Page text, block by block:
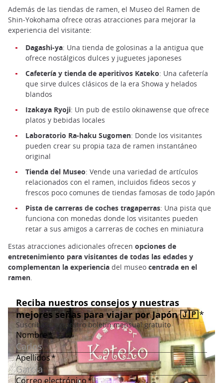
Además de las tiendas de ramen, el Museo del Ramen de
Shin-Yokohama ofrece otras atracciones para mejorar la
experiencia del visitante:
Dagashi-ya: Una tienda de golosinas a la antigua que
ofrece nostálgicos dulces y juguetes japoneses
Cafetería y tienda de aperitivos Kateko: Una cafetería
que sirve dulces clásicos de la era Showa y helados
blandos
Izakaya Ryoji: Un pub de estilo okinawense que ofrece
platos y bebidas locales
Laboratorio Ra-haku Sugomen: Donde los visitantes
pueden crear su propia taza de ramen instantáneo
original
Tienda del Museo: Vende una variedad de artículos
relacionados con el ramen, incluidos fideos secos y
frescos poco comunes de tiendas famosas de todo Japón
Pista de carreras de coches tragaperras: Una pista que
funciona con monedas donde los visitantes pueden
retar a sus amigos a carreras de coches en miniatura
Estas atracciones adicionales ofrecen opciones de
entretenimiento para visitantes de todas las edades y
complementan la experiencia del museo centrada en el
ramen.